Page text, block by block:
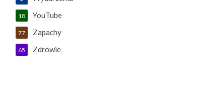
YouTube
18
Zapachy
77
Zdrowie
65